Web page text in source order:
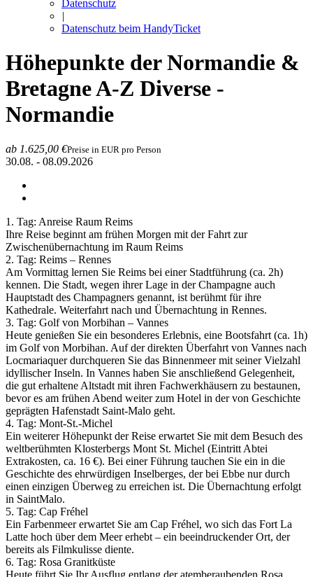
Datenschutz
|
Datenschutz beim HandyTicket
Höhepunkte der Normandie &
BretagneA-Z Diverse -
Normandie
ab 1.625,00 €Preise in EUR pro Person
30.08. - 08.09.2026
1. Tag: Anreise Raum Reims
Ihre Reise beginnt am frühen Morgen mit der Fahrt zur
Zwischenübernachtung im Raum Reims
2. Tag: Reims – Rennes
Am Vormittag lernen Sie Reims bei einer Stadtführung (ca. 2h)
kennen. Die Stadt, wegen ihrer Lage in der Champagne auch
Hauptstadt des Champagners genannt, ist berühmt für ihre
Kathedrale. Weiterfahrt nach und Übernachtung in Rennes.
3. Tag: Golf von Morbihan – Vannes
Heute genießen Sie ein besonderes Erlebnis, eine Bootsfahrt (ca. 1h)
im Golf von Morbihan. Auf der direkten Überfahrt von Vannes nach
Locmariaquer durchqueren Sie das Binnenmeer mit seiner Vielzahl
idyllischer Inseln. In Vannes haben Sie anschließend Gelegenheit,
die gut erhaltene Altstadt mit ihren Fachwerkhäusern zu bestaunen,
bevor es am frühen Abend weiter zum Hotel in der von Geschichte
geprägten Hafenstadt Saint-Malo geht.
4. Tag: Mont-St.-Michel
Ein weiterer Höhepunkt der Reise erwartet Sie mit dem Besuch des
weltberühmten Klosterbergs Mont St. Michel (Eintritt Abtei
Extrakosten, ca. 16 €). Bei einer Führung tauchen Sie ein in die
Geschichte des ehrwürdigen Inselberges, der bei Ebbe nur durch
einen einzigen Überweg zu erreichen ist. Die Übernachtung erfolgt
in SaintMalo.
5. Tag: Cap Fréhel
Ein Farbenmeer erwartet Sie am Cap Fréhel, wo sich das Fort La
Latte hoch über dem Meer erhebt – ein beeindruckender Ort, der
bereits als Filmkulisse diente.
6. Tag: Rosa Granitküste
Heute führt Sie Ihr Ausflug entlang der atemberaubenden Rosa